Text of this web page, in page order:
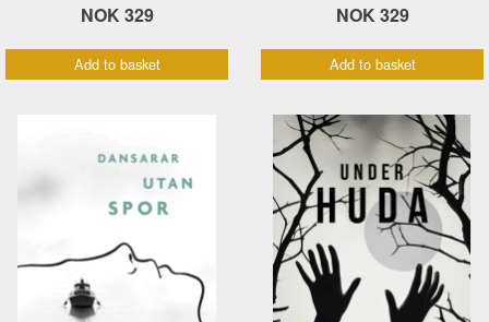
NOK 329
Add to basket
NOK 329
Add to basket